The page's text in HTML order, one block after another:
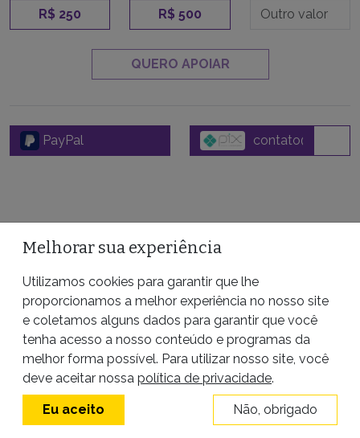
R$ 250 R$ 500
QUERO APOIAR
PayPal
FIQUE POR DENTRO
Receba conteúdos exclusivos da Pública de
graça no seu email.
ASSINAR
Melhorar sua experiência
Utilizamos cookies para garantir que lhe
proporcionamos a melhor experiência no nosso site
e coletamos alguns dados para garantir que você
tenha acesso a nosso conteúdo e programas da
melhor forma possível. Para utilizar nosso site, você
deve aceitar nossa política de privacidade.
Eu aceito Não, obrigado